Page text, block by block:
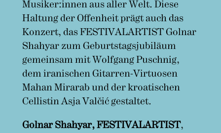
Musiker:innen aus aller Welt. Diese
Haltung der Offenheit prägt auch das
Konzert, das FESTIVALARTIST Golnar
Shahyar zum Geburtstagsjubiläum
gemeinsam mit Wolfgang Puschnig,
dem iranischen Gitarren-Virtuosen
Mahan Mirarab und der kroatischen
Cellistin Asja Valčić gestaltet.
Golnar Shahyar, FESTIVALARTIST,